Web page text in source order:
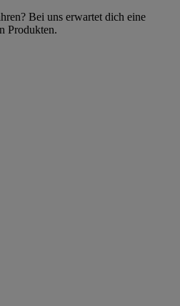
Bei uns erwartet dich eine
Produkten.